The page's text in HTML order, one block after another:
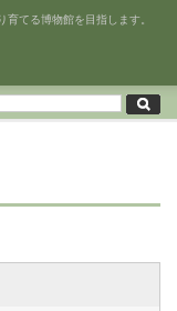
てる博物館を目指します。